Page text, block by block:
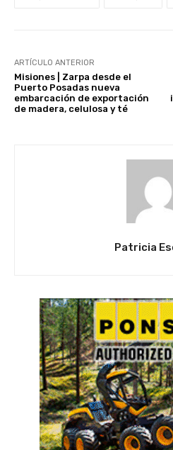
ARTÍCULO ANTERIOR
Misiones | Zarpa desde el
Puerto Posadas nueva
embarcación de exportación
de madera, celulosa y té
Patricia